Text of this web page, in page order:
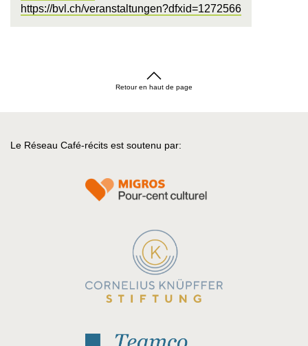
https://bvl.ch/veranstaltungen?dfxid=1272566
Retour en haut de page
Le Réseau Café-récits est soutenu par: